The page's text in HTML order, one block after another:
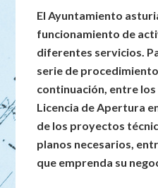
El Ayuntamiento
funcionamiento de
diferentes servicios.
serie de
continuación, entre los
Licencia de Apertura
de los proyectos
planos necesarios,
que emprenda su